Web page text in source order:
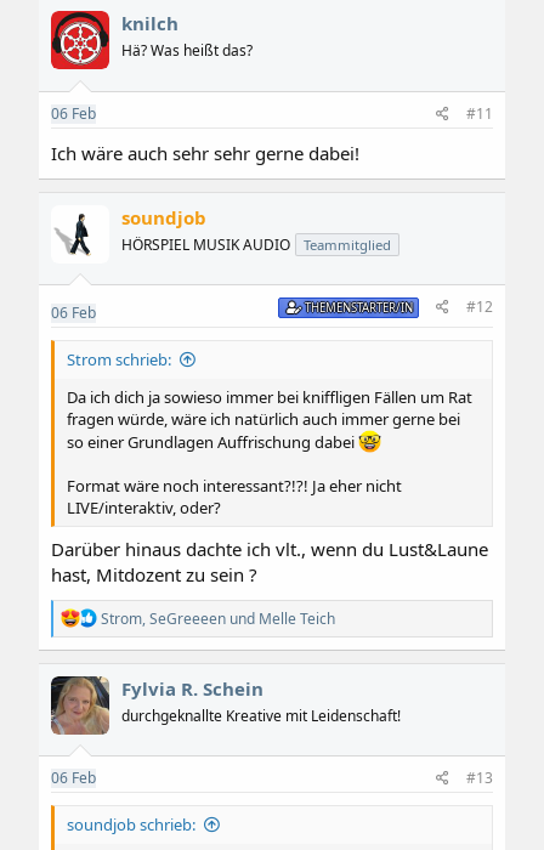
k
t
i
o
n
:
knilch
Hä? Was heißt das?
06 Feb #11
Ich wäre auch sehr sehr gerne dabei!
soundjob
HÖRSPIEL MUSIK AUDIO Teammitglied
06 Feb THEMENSTARTER/IN #12
Strom schrieb:
Da ich dich ja sowieso immer bei kniffligen Fällen um Rat
fragen würde, wäre ich natürlich auch immer gerne bei
so einer Grundlagen Auffrischung dabei
Format wäre noch interessant?!?! Ja eher nicht
LIVE/interaktiv, oder?
Darüber hinaus dachte ich vlt., wenn du Lust&Laune
hast, Mitdozent zu sein ?
R
e
a
k
t
i
o
n
Strom,SeGreeeen und Melle Teich
Fylvia R. Schein
durchgeknallte Kreative mit Leidenschaft!
06 Feb #13
soundjob schrieb: